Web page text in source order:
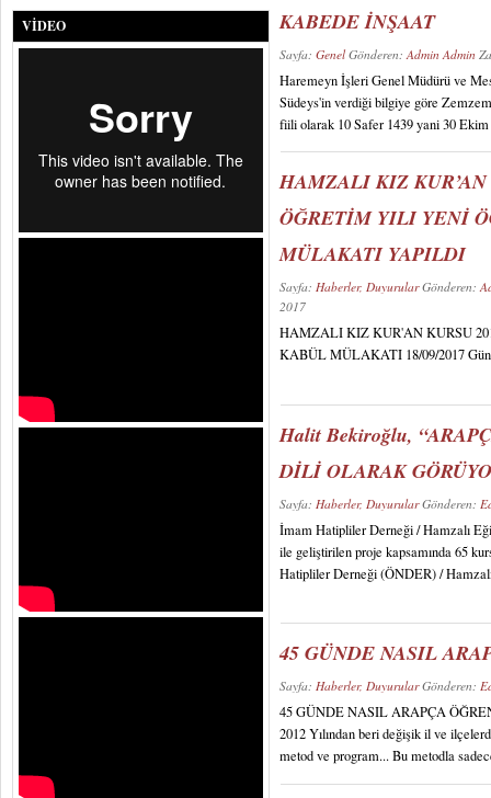
VIDEO KABEDE İNŞAAT
Sayfa:GenelGönderen:Admin Admin
Haremeyn İşleri Genel Müdürü ve
Südeys'in verdiği bilgiye göre
fiili olarak 10 Safer 1439 yani 30
HAMZALI KIZ KUR’AN
ÖĞRETİM YILI YENİ
MÜLAKATI YAPILDI
Sayfa:Haberler, DuyurularGönderen:
2017
HAMZALI KIZ KUR'AN KURSU
KABÜL MÜLAKATI 18/09/2017
Halit Bekiroğlu,
DİLİ OLARAK
Sayfa: Haberler, DuyurularGönderen:
İmam Hatipliler Derneği / Hamzalı
ile geliştirilen proje kapsamında 65
Hatipliler Derneği (ÖNDER) /
45 GÜNDE NASIL
Sayfa:Haberler, DuyurularGönderen:
45 GÜNDE NASIL ARAPÇA
2012 Yılından beri değişik il ve
metod ve program... Bu metodla